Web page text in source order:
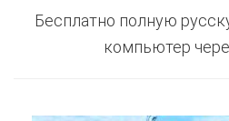
Бесплатно полную
компьютер